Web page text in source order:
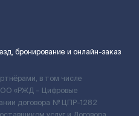
бронирование и онлайн-заказ
в том числе
«РЖД – Цифровые
договора № ЦПР-1282